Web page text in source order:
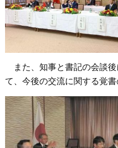
また、知事と書記の会談
て、今後の交流に関する覚書